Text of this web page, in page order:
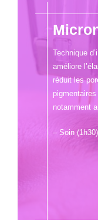
Technique
améliore
réduit les
notamment
– Soin